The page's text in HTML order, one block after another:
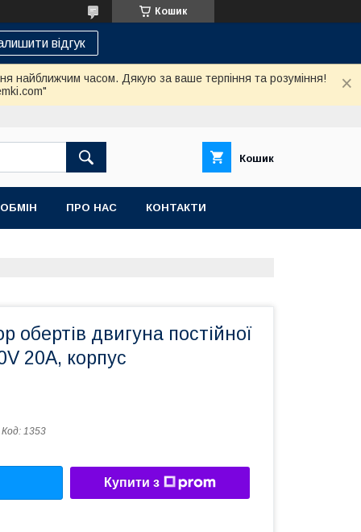
Кошик
відгук
найближчим часом. Дякую за ваше терпіння та розуміння!
Кошик
ПРО НАС КОНТАКТИ
обертів двигуна постійної
20A, корпус
Код: 1353
Купити з